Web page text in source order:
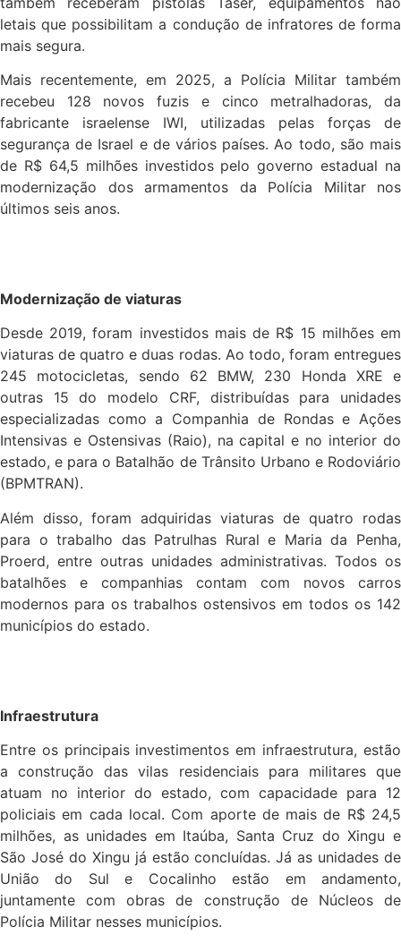
letais que possibilitam a condução de infratores de forma
mais segura.
Mais recentemente, em 2025, a Polícia Militar também
recebeu 128 novos fuzis e cinco metralhadoras, da
fabricante israelense IWI, utilizadas pelas forças de
segurança de Israel e de vários países. Ao todo, são mais
de R$ 64,5 milhões investidos pelo governo estadual na
modernização dos armamentos da Polícia Militar nos
últimos seis anos.
Modernização de viaturas
Desde 2019, foram investidos mais de R$ 15 milhões em
viaturas de quatro e duas rodas. Ao todo, foram entregues
245 motocicletas, sendo 62 BMW, 230 Honda XRE e
outras 15 do modelo CRF, distribuídas para unidades
especializadas como a Companhia de Rondas e Ações
Intensivas e Ostensivas (Raio), na capital e no interior do
estado, e para o Batalhão de Trânsito Urbano e Rodoviário
(BPMTRAN).
Além disso, foram adquiridas viaturas de quatro rodas
para o trabalho das Patrulhas Rural e Maria da Penha,
Proerd, entre outras unidades administrativas. Todos os
batalhões e companhias contam com novos carros
modernos para os trabalhos ostensivos em todos os 142
municípios do estado.
Infraestrutura
Entre os principais investimentos em infraestrutura, estão
a construção das vilas residenciais para militares que
atuam no interior do estado, com capacidade para 12
policiais em cada local. Com aporte de mais de R$ 24,5
milhões, as unidades em Itaúba, Santa Cruz do Xingu e
São José do Xingu já estão concluídas. Já as unidades de
União do Sul e Cocalinho estão em andamento,
juntamente com obras de construção de Núcleos de
Polícia Militar nesses municípios.